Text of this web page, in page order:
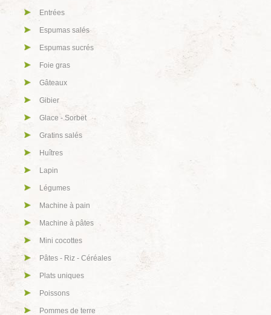
Entrées
Espumas salés
Espumas sucrés
Foie gras
Gâteaux
Gibier
Glace - Sorbet
Gratins salés
Huîtres
Lapin
Légumes
Machine à pain
Machine à pâtes
Mini cocottes
Pâtes - Riz - Céréales
Plats uniques
Poissons
Pommes de terre